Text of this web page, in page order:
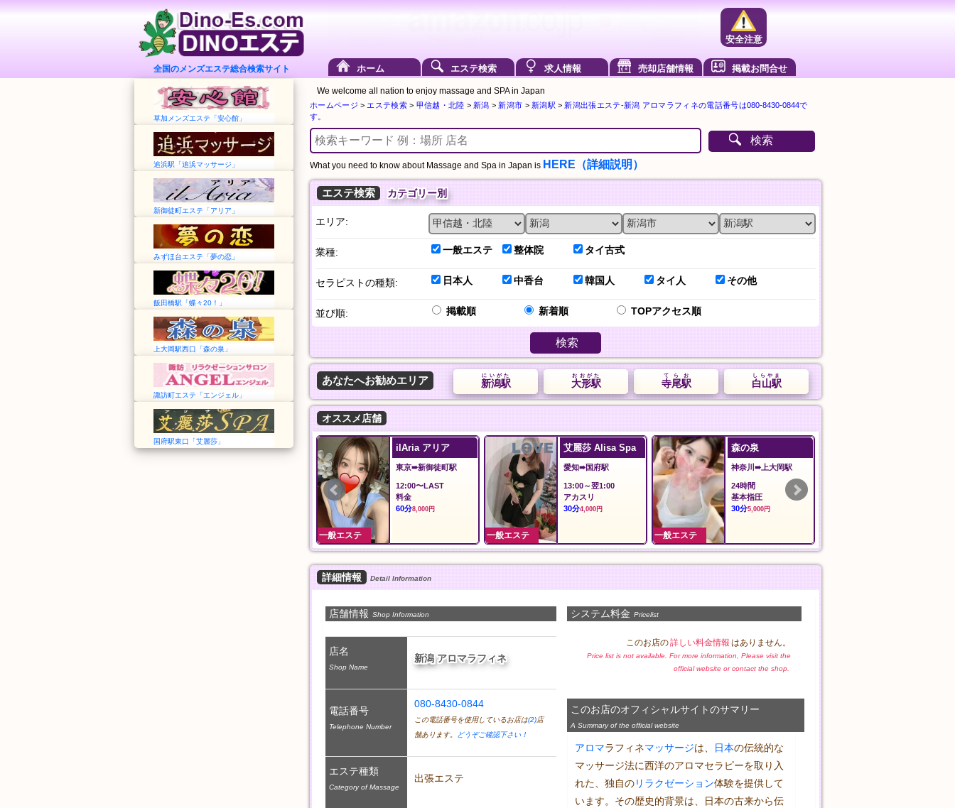
全国のメンズエステ総合検索サイト
安全注意
ホーム エステ検索 求人情報 売却店舗情報 掲載お問合せ
草加メンズエステ「安心館」
追浜駅「追浜マッサージ」
新御徒町エステ「アリア」
みずほ台エステ「夢の恋」
飯田橋駅「蝶々20！」
上大岡駅西口「森の泉」
諏訪町エステ「エンジェル」
国府駅東口「艾麗莎」
We welcome all nation to enjoy massage and SPA in Japan
ホームページ > エステ検索 > 甲信越・北陸 > 新潟 > 新潟市 > 新潟駅 > 新潟出張エステ-新潟 アロマラフィネの電話番号は080-8430-0844で
す。
検索
What you need to know about Massage and Spa in Japan is HERE（詳細説明）
エステ検索 カテゴリー別
エリア:
業種: 一般エステ 整体院 タイ古式
セラピストの種類: 日本人 中香台 韓国人 タイ人 その他
並び順: 掲載順 新着順 TOPアクセス順
検索
あなたへお勧めエリア 白山駅
しらやま
寺尾駅
てらお
大形駅
おおがた
新潟駅
にいがた
オススメ店舗
森の泉
一般エステ
追浜マッサージ
神奈川➠追浜駅
11:00〜Last
人気コース
50分7,000円
一般エステ
蝶々20！
東京➠飯田橋駅
12:00〜翌3:00
シャンプー、指圧、オ
イルマッサージ、パウ
一般エステ
夢の恋
埼玉➠みずほ台駅
12:00～Last
オール泡コース
90分11,000円
詳細情報 Detail Information
システム料金 Pricelist
このお店の詳しい料金情報 はありません。
Price list is not available. For more information, Please visit the
official website or contact the shop.
このお店のオフィシャルサイトのサマリー
A Summary of the official website
アロマラフィネマッサージは、 日本の伝統的な
マッサージ法に西洋のアロマセラピーを取り入
れた、独自のリラクゼーション体験を提供して
います。その歴史的背景は、日本の古来から伝
店舗情報 Shop Information
店名
Shop Name
新潟 アロマラフィネ
電話番号
Telephone Number
080-8430-0844
この電話番号を使用しているお店は(2)店
舗あります。 どうぞご確認下さい！
エステ種類
Category of Massage
出張エステ